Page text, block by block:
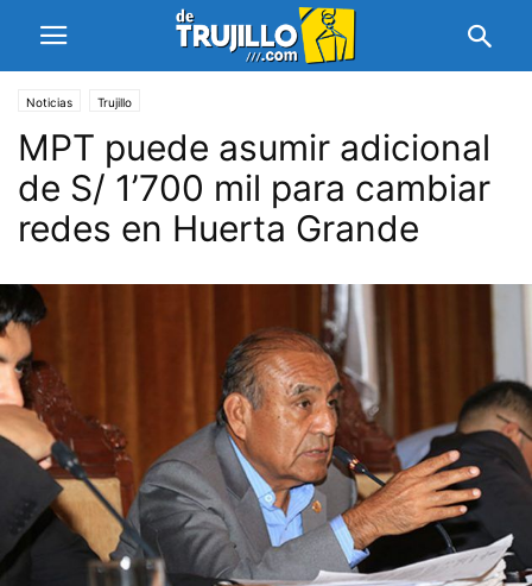
Noticias Trujillo
MPT puede asumir adicional
de S/ 1’700 mil para cambiar
redes en Huerta Grande